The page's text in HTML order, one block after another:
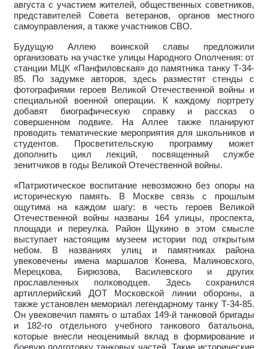
августа с участием жителей, общественных советников,
представителей Совета ветеранов, органов местного
самоуправления, а также участников СВО.
Будущую Аллею воинской славы предложили
организовать на участке улицы Народного Ополчения: от
станции МЦК «Панфиловская» до памятника танку Т-34-
85. По задумке авторов, здесь разместят стенды с
фотографиями героев Великой Отечественной войны и
специальной военной операции. К каждому портрету
добавят биографическую справку и рассказ о
совершенном подвиге. На Аллее также планируют
проводить тематические мероприятия для школьников и
студентов. Просветительскую программу может
дополнить цикл лекций, посвященный службе
зенитчиков в годы Великой Отечественной войны.
«Патриотическое воспитание невозможно без опоры на
историческую память. В Москве связь с прошлым
ощутима на каждом шагу: в честь героев Великой
Отечественной войны названы 164 улицы, проспекта,
площади и переулка. Район Щукино в этом смысле
выступает настоящим музеем истории под открытым
небом. В названиях улиц и памятниках района
увековечены имена маршалов Конева, Малиновского,
Мерецкова, Бирюзова, Василевского и других
прославленных полководцев. Здесь сохранился
артиллерийский ДОТ Московской линии обороны, а
также установлен мемориал легендарному танку Т-34-85.
Он увековечил память о штабах 149-й танковой бригады
и 182-го отдельного учебного танкового батальона,
которые внесли неоценимый вклад в формирование и